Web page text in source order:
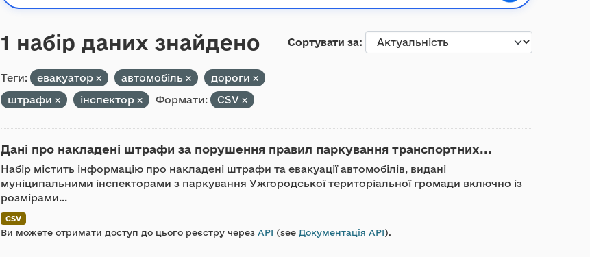
Сортувати за
1 набір даних знайдено
Теги: евакуатор автомобіль
дороги
штрафи
інспектор Формати: CSV
Дані про накладені штрафи за порушення правил паркування транспортних...
Набір містить інформацію про накладені штрафи та евакуації автомобілів, видані
муніципальними інспекторами з паркування Ужгородської територіальної громади включно із
розмірами...
CSV
Ви можете отримати доступ до цього реєстру через API (see Документація API).